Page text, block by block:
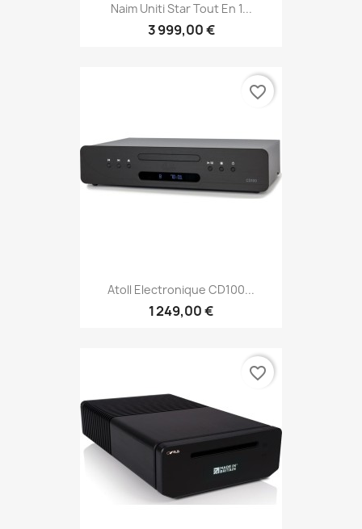
Naim Uniti Star Tout En 1...
3 999,00 €
Atoll Electronique CD100...
1 249,00 €
favorite_border
favorite_border